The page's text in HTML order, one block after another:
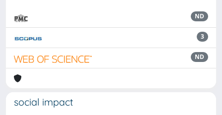
ND
3
ND
social impact